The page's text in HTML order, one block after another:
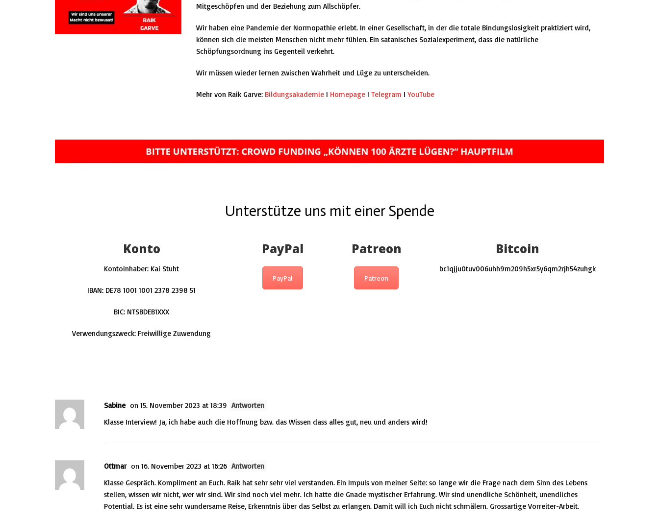
Mitgeschöpfen und der Beziehung zum Allschöpfer.
Wir haben eine Pandemie der Normopathie erlebt. In einer Gesellschaft, in der die totale Bindungslosigkeit praktiziert wird,
können sich die meisten Menschen nicht mehr fühlen. Ein satanisches Sozialexperiment, dass die natürliche
Schöpfungsordnung ins Gegenteil verkehrt.
Wir müssen wieder lernen zwischen Wahrheit und Lüge zu unterscheiden.
Mehr von Raik Garve: BildungsakademieI HomepageI Telegram I YouTube
Unterstütze uns mit einer Spende
Konto
Kontoinhaber: Kai Stuht
IBAN: DE78 1001 1001 2378 2398 51
BIC: NTSBDEB1XXX
Verwendungszweck: Freiwillige Zuwendung
PayPal
PayPal
Patreon
Patreon
Bitcoin
bc1qjju0tuv006uhh9m209h5xr5y6qm2rjh54zuhgk
Sabine on 15. November 2023 at 18:39 Antworten
Klasse Interview! Ja, ich habe auch die Hoffnung bzw. das Wissen dass alles gut, neu und anders wird!
Ottmar on 16. November 2023 at 16:26 Antworten
Klasse Gespräch. Kompliment an Euch. Raik hat sehr sehr viel verstanden. Ein Impuls von meiner Seite: so lange wir die Frage nach dem Sinn des Lebens
stellen, wissen wir nicht, wer wir sind. Wir sind noch viel mehr. Ich hatte die Gnade mystischer Erfahrung. Wir sind unendliche Schönheit, unendliches
Potential. Es ist eine sehr wundersame Reise, Erkenntnis über das Selbst zu erlangen. Damit will ich Euch nicht schmälern. Grossartige Vorreiter-Arbeit.